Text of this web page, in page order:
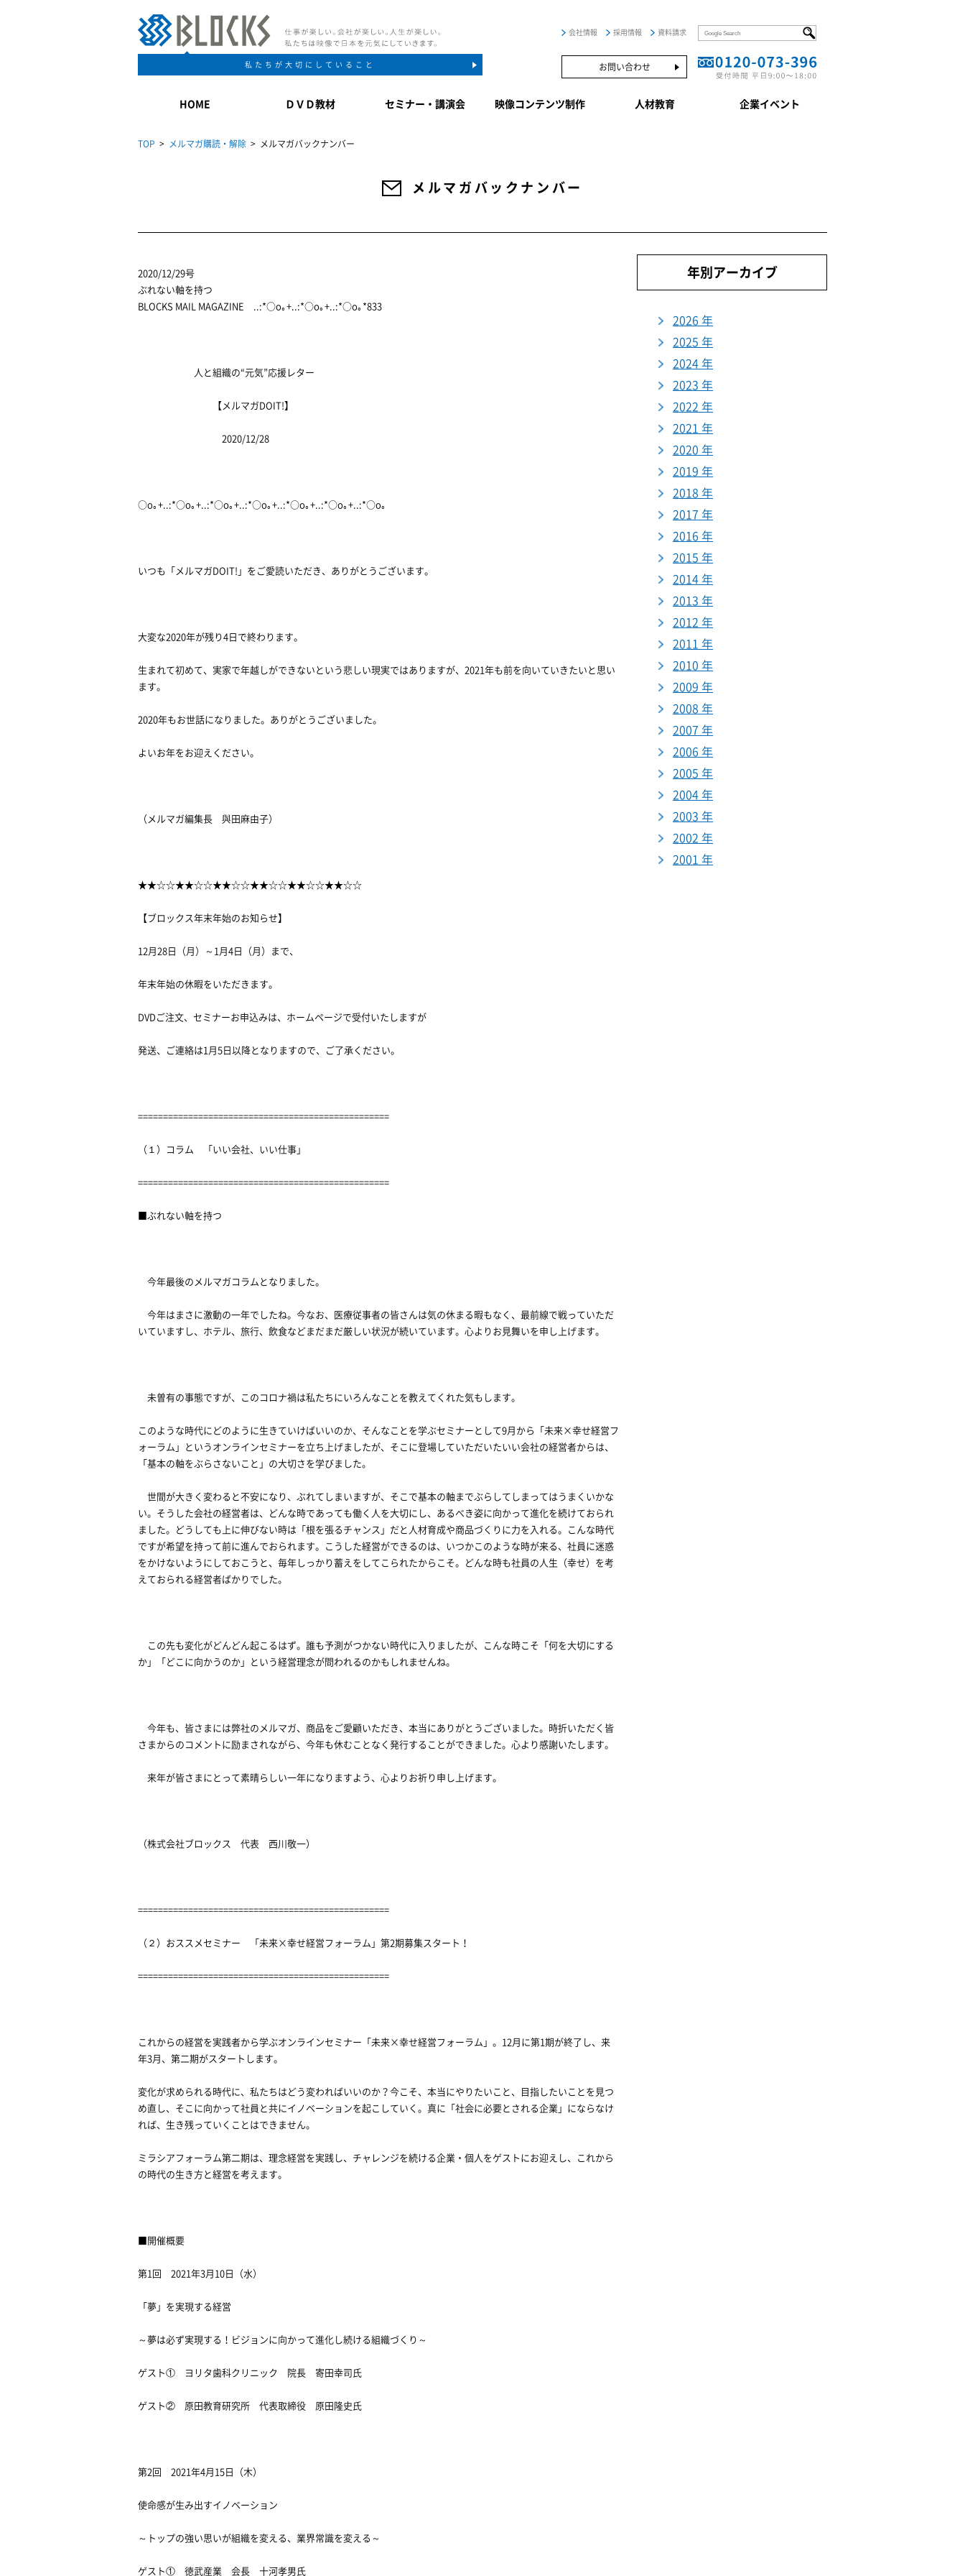
私たちが大切にしていること
会社情報 採用情報 資料請求
お問い合わせ
HOME ＤＶＤ教材 セミナー・講演会 映像コンテンツ制作 人材教育 企業イベント
TOP > メルマガ購読・解除 > メルマガバックナンバー
メルマガバックナンバー
2020/12/29号
ぶれない軸を持つ
BLOCKS MAIL MAGAZINE ..:*○o｡+..:*○o｡+..:*○o｡*833
人と組織の“元気”応援レター
【メルマガDOIT!】
2020/12/28
○o｡+..:*○o｡+..:*○o｡+..:*○o｡+..:*○o｡+..:*○o｡+..:*○o｡
いつも「メルマガDOIT!」をご愛読いただき、ありがとうございます。
大変な2020年が残り4日で終わります。
生まれて初めて、実家で年越しができないという悲しい現実ではありますが、2021年も前を向いていきたいと思い
ます。
2020年もお世話になりました。ありがとうございました。
よいお年をお迎えください。
（メルマガ編集長 與田麻由子）
★★☆☆★★☆☆★★☆☆★★☆☆★★☆☆★★☆☆
【ブロックス年末年始のお知らせ】
12月28日（月）～1月4日（月）まで、
年末年始の休暇をいただきます。
DVDご注文、セミナーお申込みは、ホームページで受付いたしますが
発送、ご連絡は1月5日以降となりますので、ご了承ください。
==================================================
（１）コラム 「いい会社、いい仕事」
==================================================
■ぶれない軸を持つ
今年最後のメルマガコラムとなりました。
今年はまさに激動の一年でしたね。今なお、医療従事者の皆さんは気の休まる暇もなく、最前線で戦っていただ
いていますし、ホテル、旅行、飲食などまだまだ厳しい状況が続いています。心よりお見舞いを申し上げます。
未曽有の事態ですが、このコロナ禍は私たちにいろんなことを教えてくれた気もします。
このような時代にどのように生きていけばいいのか、そんなことを学ぶセミナーとして9月から「未来×幸せ経営フ
ォーラム」というオンラインセミナーを立ち上げましたが、そこに登場していただいたいい会社の経営者からは、
「基本の軸をぶらさないこと」の大切さを学びました。
世間が大きく変わると不安になり、ぶれてしまいますが、そこで基本の軸までぶらしてしまってはうまくいかな
い。そうした会社の経営者は、どんな時であっても働く人を大切にし、あるべき姿に向かって進化を続けておられ
ました。どうしても上に伸びない時は「根を張るチャンス」だと人材育成や商品づくりに力を入れる。こんな時代
ですが希望を持って前に進んでおられます。こうした経営ができるのは、いつかこのような時が来る、社員に迷惑
をかけないようにしておこうと、毎年しっかり蓄えをしてこられたからこそ。どんな時も社員の人生（幸せ）を考
えておられる経営者ばかりでした。
この先も変化がどんどん起こるはず。誰も予測がつかない時代に入りましたが、こんな時こそ「何を大切にする
か」「どこに向かうのか」という経営理念が問われるのかもしれませんね。
今年も、皆さまには弊社のメルマガ、商品をご愛顧いただき、本当にありがとうございました。時折いただく皆
さまからのコメントに励まされながら、今年も休むことなく発行することができました。心より感謝いたします。
来年が皆さまにとって素晴らしい一年になりますよう、心よりお祈り申し上げます。
（株式会社ブロックス 代表 西川敬一）
==================================================
（２）おススメセミナー 「未来×幸せ経営フォーラム」第2期募集スタート！
==================================================
これからの経営を実践者から学ぶオンラインセミナー「未来×幸せ経営フォーラム」。12月に第1期が終了し、来
年3月、第二期がスタートします。
変化が求められる時代に、私たちはどう変わればいいのか？今こそ、本当にやりたいこと、目指したいことを見つ
め直し、そこに向かって社員と共にイノベーションを起こしていく。真に「社会に必要とされる企業」にならなけ
れば、生き残っていくことはできません。
ミラシアフォーラム第二期は、理念経営を実践し、チャレンジを続ける企業・個人をゲストにお迎えし、これから
の時代の生き方と経営を考えます。
■開催概要
第1回 2021年3月10日（水）
「夢」を実現する経営
～夢は必ず実現する！ビジョンに向かって進化し続ける組織づくり～
ゲスト① ヨリタ歯科クリニック 院長 寄田幸司氏
ゲスト② 原田教育研究所 代表取締役 原田隆史氏
第2回 2021年4月15日（木）
使命感が生み出すイノベーション
～トップの強い思いが組織を変える、業界常識を変える～
ゲスト① 徳武産業 会長 十河孝男氏
年別アーカイブ
2026 年
2025 年
2024 年
2023 年
2022 年
2021 年
2020 年
2019 年
2018 年
2017 年
2016 年
2015 年
2014 年
2013 年
2012 年
2011 年
2010 年
2009 年
2008 年
2007 年
2006 年
2005 年
2004 年
2003 年
2002 年
2001 年